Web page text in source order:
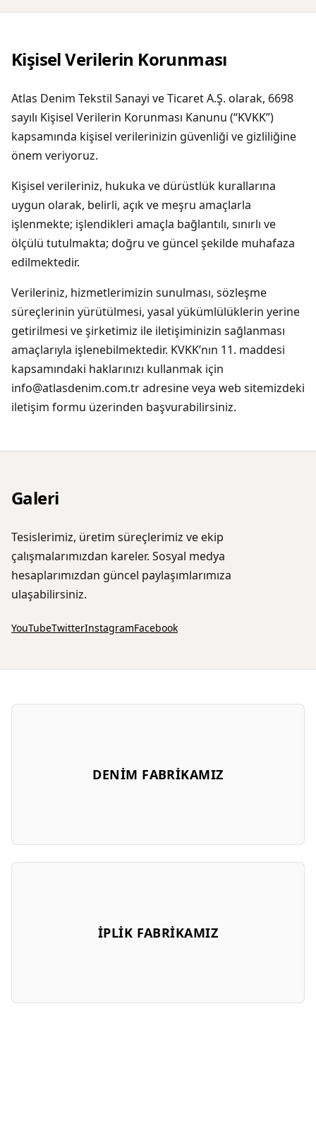
Kişisel Verilerin Korunması
Atlas Denim Tekstil Sanayi ve Ticaret A.Ş. olarak, 6698
sayılı Kişisel Verilerin Korunması Kanunu (“KVKK”)
kapsamında kişisel verilerinizin güvenliği ve gizliliğine
önem veriyoruz.
Kişisel verileriniz, hukuka ve dürüstlük kurallarına
uygun olarak, belirli, açık ve meşru amaçlarla
işlenmekte; işlendikleri amaçla bağlantılı, sınırlı ve
ölçülü tutulmakta; doğru ve güncel şekilde muhafaza
edilmektedir.
Verileriniz, hizmetlerimizin sunulması, sözleşme
süreçlerinin yürütülmesi, yasal yükümlülüklerin yerine
getirilmesi ve şirketimiz ile iletişiminizin sağlanması
amaçlarıyla işlenebilmektedir. KVKK’nın 11. maddesi
kapsamındaki haklarınızı kullanmak için
info@atlasdenim.com.tr adresine veya web sitemizdeki
iletişim formu üzerinden başvurabilirsiniz.
Galeri
Tesislerimiz, üretim süreçlerimiz ve ekip
çalışmalarımızdan kareler. Sosyal medya
hesaplarımızdan güncel paylaşımlarımıza
ulaşabilirsiniz.
YouTubeTwitterInstagramFacebook
DENİM FABRİKAMIZ
İPLİK FABRİKAMIZ